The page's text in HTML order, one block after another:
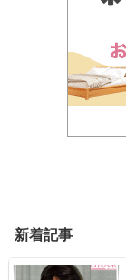
新着記事